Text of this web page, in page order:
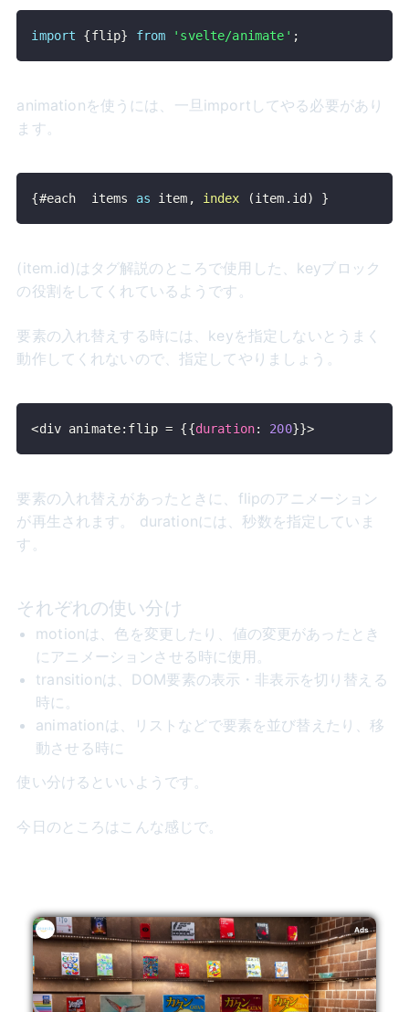
import {flip} from 'svelte/animate' ;
animationを使うには、一旦importしてやる必要があり
ます。
{#each  items as item , index (item . id ) }
(item.id)はタグ解説のところで使用した、keyブロック
の役割をしてくれているようです。
要素の入れ替えする時には、keyを指定しないとうまく
動作してくれないので、指定してやりましょう。
<div animate: flip = {{duration: 200}}>
要素の入れ替えがあったときに、flipのアニメーション
が再生されます。 durationには、秒数を指定していま
す。
それぞれの使い分け
motionは、色を変更したり、値の変更があったとき
にアニメーションさせる時に使用。
transitionは、DOM要素の表示・非表示を切り替える
時に。
animationは、リストなどで要素を並び替えたり、移
動させる時に
使い分けるといいようです。
今日のところはこんな感じで。
Ads